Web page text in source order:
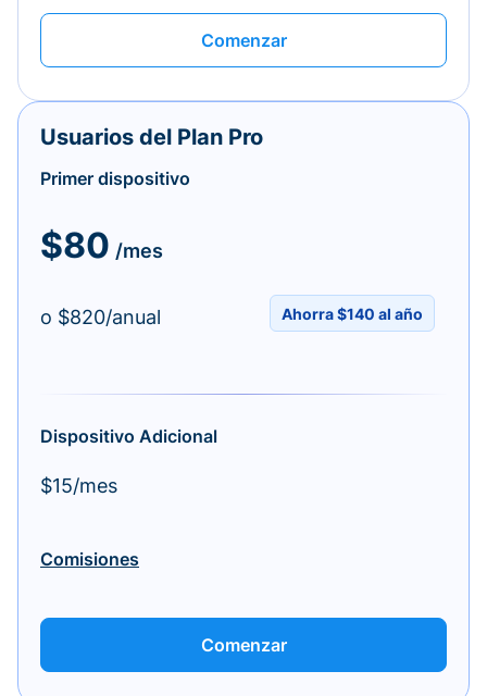
Comenzar
Usuarios del Plan Pro
Primer dispositivo
$80 /mes
o $820/anual Ahorra $140 al año
Dispositivo Adicional
$15/mes
Comisiones
Comenzar